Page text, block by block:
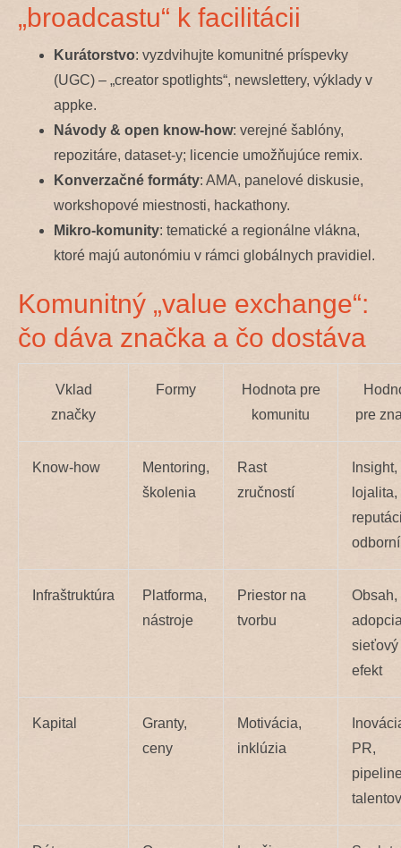
„broadcastu“ k facilitácii
Kurátorstvo: vyzdvihujte komunitné príspevky
(UGC) – „creator spotlights“, newslettery, výklady v
appke.
Návody & open know-how: verejné šablóny,
repozitáre, dataset-y; licencie umožňujúce remix.
Konverzačné formáty: AMA, panelové diskusie,
workshopové miestnosti, hackathony.
Mikro-komunity: tematické a regionálne vlákna,
ktoré majú autonómiu v rámci globálnych pravidiel.
Komunitný „value exchange“:
čo dáva značka a čo dostáva
Vklad
značky
Formy
Hodnota pre
komunitu
pre
Know-how
Mentoring,
školenia
Rast
zručností
Insight,
lojalita,
Infraštruktúra
Platforma,
nástroje
Priestor na
tvorbu
Obsah,
sieťový
efekt
Kapital
Granty,
ceny
Motivácia,
inklúzia
PR,
talentov